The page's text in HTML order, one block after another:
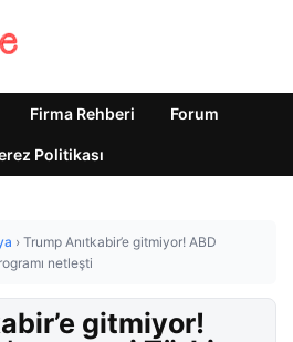
Firma Rehberi Forum
Politikası
› Trump Anıtkabir’e gitmiyor! ABD
netleşti
gitmiyor!